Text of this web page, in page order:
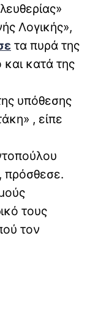
Λογικής»,
τα πυρά της
κατά της
υπόθεσης
, είπε
πρόσθεσε.
τους
τον